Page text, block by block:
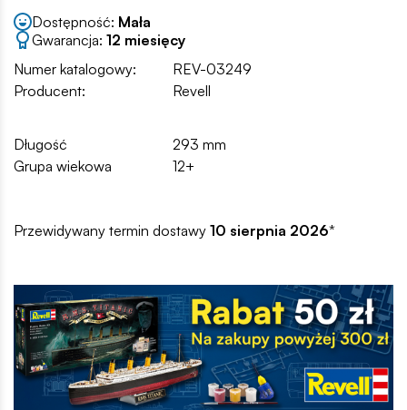
Dostępność: Mała
Gwarancja: 12 miesięcy
Numer katalogowy:
REV-03249
Producent:
Revell
Długość
293 mm
Grupa wiekowa
12+
Przewidywany termin dostawy 10 sierpnia 2026*